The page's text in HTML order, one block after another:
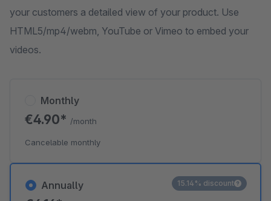
your customers a detailed view of your product. Use
HTML5/mp4/webm, YouTube or Vimeo to embed your
videos.
Annually 15.14% discount
Monthly
€4.90* /month
Cancelable monthly